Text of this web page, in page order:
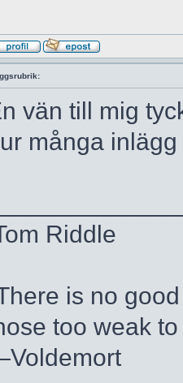
vän till mig
många
Riddle
is no
too weak